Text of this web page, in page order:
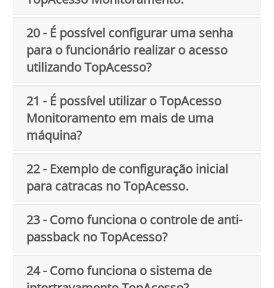
20 - É possível configurar uma senha
para o funcionário realizar o acesso
utilizando TopAcesso?
21 - É possível utilizar o TopAcesso
Monitoramento em mais de uma
máquina?
22 - Exemplo de configuração inicial
para catracas no TopAcesso.
23 - Como funciona o controle de anti-
passback no TopAcesso?
24 - Como funciona o sistema de